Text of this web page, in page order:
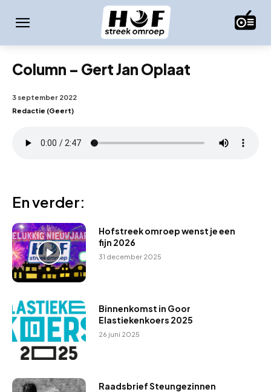
Column – Gert Jan Oplaat
3 september 2022
Redactie (Geert)
En verder:
Hofstreek omroep wenst je een
fijn 2026
31 december 2025
Binnenkomst in Goor
Elastiekenkoers 2025
26 juni 2025
Raadsbrief Steungezinnen